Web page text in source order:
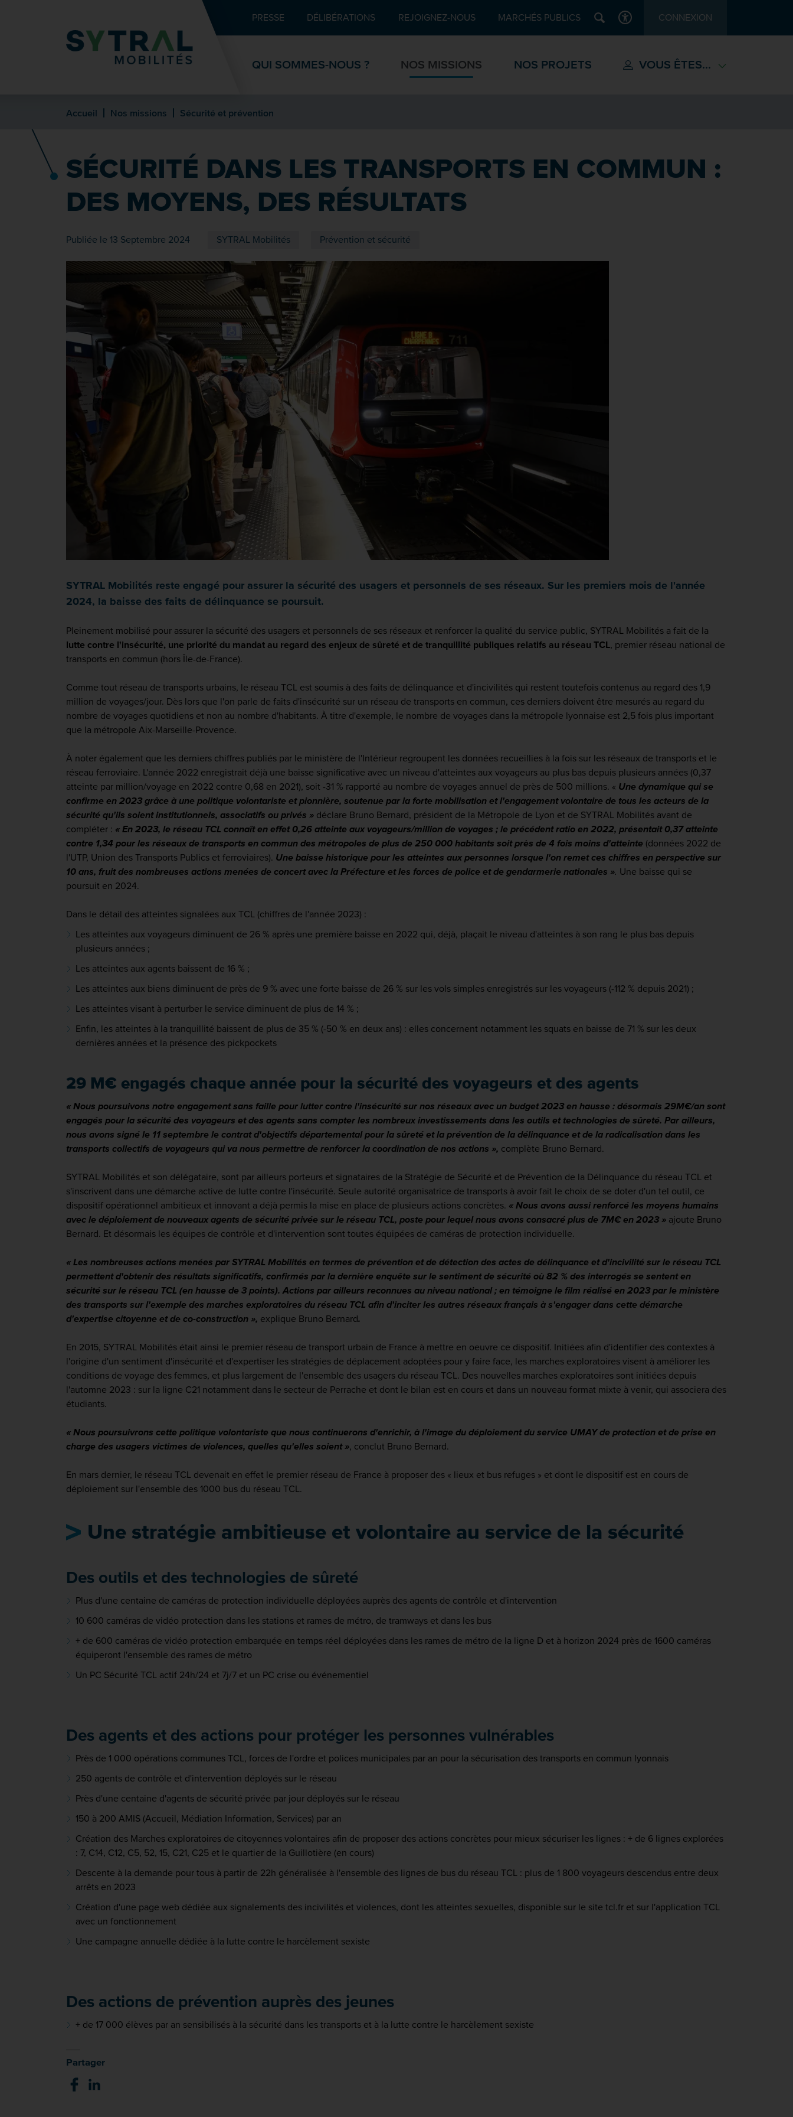
Recherche Pied de page
PRESSE DÉLIBÉRATIONS REJOIGNEZ-NOUS MARCHÉS PUBLICS Recherche
ACCESSIBILITÉCONNEXION
QUI SOMMES-NOUS ? NOS MISSIONS NOS PROJETS VOUS ÊTES...
Accueil Nos missions Sécurité et prévention
SÉCURITÉ DANS LES TRANSPORTS EN COMMUN :
DES MOYENS, DES RÉSULTATS
Publiée le 13 Septembre 2024 SYTRAL Mobilités Prévention et sécurité
SYTRAL Mobilités reste engagé pour assurer la sécurité des usagers et personnels de ses réseaux. Sur les premiers mois de l'année
2024, la baisse des faits de délinquance se poursuit.
Pleinement mobilisé pour assurer la sécurité des usagers et personnels de ses réseaux et renforcer la qualité du service public, SYTRAL Mobilités a fait de la
lutte contre l'insécurité, une priorité du mandat au regard des enjeux de sûreté et de tranquillité publiques relatifs au réseau TCL, premier réseau national de
transports en commun (hors Île-de-France).
Comme tout réseau de transports urbains, le réseau TCL est soumis à des faits de délinquance et d'incivilités qui restent toutefois contenus au regard des 1,9
million de voyages/jour. Dès lors que l'on parle de faits d'insécurité sur un réseau de transports en commun, ces derniers doivent être mesurés au regard du
nombre de voyages quotidiens et non au nombre d'habitants. À titre d'exemple, le nombre de voyages dans la métropole lyonnaise est 2,5 fois plus important
que la métropole Aix-Marseille-Provence.
À noter également que les derniers chiffres publiés par le ministère de l'Intérieur regroupent les données recueillies à la fois sur les réseaux de transports et le
réseau ferroviaire. L'année 2022 enregistrait déjà une baisse significative avec un niveau d'atteintes aux voyageurs au plus bas depuis plusieurs années (0,37
atteinte par million/voyage en 2022 contre 0,68 en 2021), soit -31 % rapporté au nombre de voyages annuel de près de 500 millions. « Une dynamique qui se
confirme en 2023 grâce à une politique volontariste et pionnière, soutenue par la forte mobilisation et l'engagement volontaire de tous les acteurs de la
sécurité qu'ils soient institutionnels, associatifs ou privés » déclare Bruno Bernard, président de la Métropole de Lyon et de SYTRAL Mobilités avant de
compléter : « En 2023, le réseau TCL connaît en effet 0,26 atteinte aux voyageurs/million de voyages ; le précédent ratio en 2022, présentait 0,37 atteinte
contre 1,34 pour les réseaux de transports en commun des métropoles de plus de 250 000 habitants soit près de 4 fois moins d'atteinte (données 2022 de
l'UTP, Union des Transports Publics et ferroviaires). Une baisse historique pour les atteintes aux personnes lorsque l'on remet ces chiffres en perspective sur
10 ans, fruit des nombreuses actions menées de concert avec la Préfecture et les forces de police et de gendarmerie nationales ». Une baisse qui se
poursuit en 2024.
Dans le détail des atteintes signalées aux TCL (chiffres de l'année 2023) :
Les atteintes aux voyageurs diminuent de 26 % après une première baisse en 2022 qui, déjà, plaçait le niveau d'atteintes à son rang le plus bas depuis
plusieurs années ;
Les atteintes aux agents baissent de 16 % ;
Les atteintes aux biens diminuent de près de 9 % avec une forte baisse de 26 % sur les vols simples enregistrés sur les voyageurs (-112 % depuis 2021) ;
Les atteintes visant à perturber le service diminuent de plus de 14 % ;
Enfin, les atteintes à la tranquillité baissent de plus de 35 % (-50 % en deux ans) : elles concernent notamment les squats en baisse de 71 % sur les deux
dernières années et la présence des pickpockets
29 M€ engagés chaque année pour la sécurité des voyageurs et des agents
« Nous poursuivons notre engagement sans faille pour lutter contre l'insécurité sur nos réseaux avec un budget 2023 en hausse : désormais 29M€/an sont
engagés pour la sécurité des voyageurs et des agents sans compter les nombreux investissements dans les outils et technologies de sûreté. Par ailleurs,
nous avons signé le 11 septembre le contrat d'objectifs départemental pour la sûreté et la prévention de la délinquance et de la radicalisation dans les
transports collectifs de voyageurs qui va nous permettre de renforcer la coordination de nos actions », complète Bruno Bernard.
SYTRAL Mobilités et son délégataire, sont par ailleurs porteurs et signataires de la Stratégie de Sécurité et de Prévention de la Délinquance du réseau TCL et
s'inscrivent dans une démarche active de lutte contre l'insécurité. Seule autorité organisatrice de transports à avoir fait le choix de se doter d'un tel outil, ce
dispositif opérationnel ambitieux et innovant a déjà permis la mise en place de plusieurs actions concrètes. « Nous avons aussi renforcé les moyens humains
avec le déploiement de nouveaux agents de sécurité privée sur le réseau TCL, poste pour lequel nous avons consacré plus de 7M€ en 2023 » ajoute Bruno
Bernard. Et désormais les équipes de contrôle et d'intervention sont toutes équipées de caméras de protection individuelle.
« Les nombreuses actions menées par SYTRAL Mobilités en termes de prévention et de détection des actes de délinquance et d'incivilité sur le réseau TCL
permettent d'obtenir des résultats significatifs, confirmés par la dernière enquête sur le sentiment de sécurité où 82 % des interrogés se sentent en
sécurité sur le réseau TCL (en hausse de 3 points). Actions par ailleurs reconnues au niveau national ; en témoigne le film réalisé en 2023 par le ministère
des transports sur l'exemple des marches exploratoires du réseau TCL afin d'inciter les autres réseaux français à s'engager dans cette démarche
d'expertise citoyenne et de co-construction », explique Bruno Bernard.
En 2015, SYTRAL Mobilités était ainsi le premier réseau de transport urbain de France à mettre en oeuvre ce dispositif. Initiées afin d'identifier des contextes à
l'origine d'un sentiment d'insécurité et d'expertiser les stratégies de déplacement adoptées pour y faire face, les marches exploratoires visent à améliorer les
conditions de voyage des femmes, et plus largement de l'ensemble des usagers du réseau TCL. Des nouvelles marches exploratoires sont initiées depuis
l'automne 2023 : sur la ligne C21 notamment dans le secteur de Perrache et dont le bilan est en cours et dans un nouveau format mixte à venir, qui associera des
étudiants.
« Nous poursuivrons cette politique volontariste que nous continuerons d'enrichir, à l'image du déploiement du service UMAY de protection et de prise en
charge des usagers victimes de violences, quelles qu'elles soient », conclut Bruno Bernard.
En mars dernier, le réseau TCL devenait en effet le premier réseau de France à proposer des « lieux et bus refuges » et dont le dispositif est en cours de
déploiement sur l'ensemble des 1000 bus du réseau TCL.
Une stratégie ambitieuse et volontaire au service de la sécurité
Des outils et des technologies de sûreté
Plus d'une centaine de caméras de protection individuelle déployées auprès des agents de contrôle et d'intervention
10 600 caméras de vidéo protection dans les stations et rames de métro, de tramways et dans les bus
+ de 600 caméras de vidéo protection embarquée en temps réel déployées dans les rames de métro de la ligne D et à horizon 2024 près de 1600 caméras
équiperont l'ensemble des rames de métro
Un PC Sécurité TCL actif 24h/24 et 7j/7 et un PC crise ou événementiel
Des agents et des actions pour protéger les personnes vulnérables
Près de 1 000 opérations communes TCL, forces de l'ordre et polices municipales par an pour la sécurisation des transports en commun lyonnais
250 agents de contrôle et d'intervention déployés sur le réseau
Près d'une centaine d'agents de sécurité privée par jour déployés sur le réseau
150 à 200 AMIS (Accueil, Médiation Information, Services) par an
Création des Marches exploratoires de citoyennes volontaires afin de proposer des actions concrètes pour mieux sécuriser les lignes : + de 6 lignes explorées
: 7, C14, C12, C5, 52, 15, C21, C25 et le quartier de la Guillotière (en cours)
Descente à la demande pour tous à partir de 22h généralisée à l'ensemble des lignes de bus du réseau TCL : plus de 1 800 voyageurs descendus entre deux
arrêts en 2023
Création d'une page web dédiée aux signalements des incivilités et violences, dont les atteintes sexuelles, disponible sur le site tcl.fr et sur l'application TCL
avec un fonctionnement
Une campagne annuelle dédiée à la lutte contre le harcèlement sexiste
Des actions de prévention auprès des jeunes
+ de 17 000 élèves par an sensibilisés à la sécurité dans les transports et à la lutte contre le harcèlement sexiste
Partager